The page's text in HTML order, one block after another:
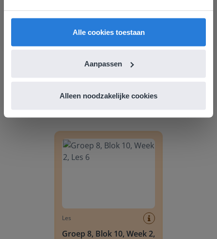
Alle cookies toestaan
Aanpassen
Alleen noodzakelijke cookies
Les 11
Les
Groep 8, Blok 10, Week 2,
English
Vlaanderen